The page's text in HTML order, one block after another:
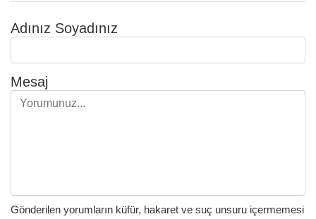
Adınız Soyadınız
Mesaj
Gönderilen yorumların küfür, hakaret ve suç unsuru içermemesi